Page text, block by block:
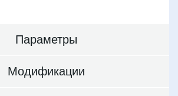
Параметры
Модификации